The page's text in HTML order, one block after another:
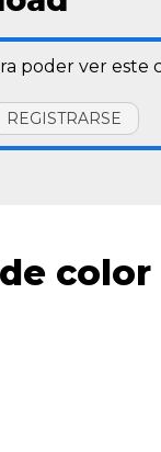
poder ver este
REGISTRARSE
color